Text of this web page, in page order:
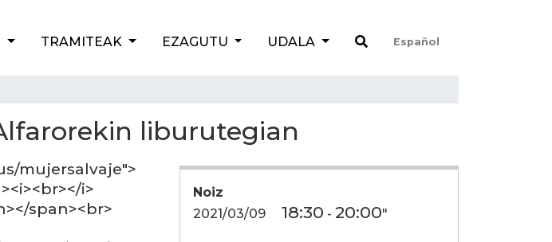
TRAMITEAK EZAGUTU UDALA Español
liburutegian
Noiz
2021/03/09
18:30 - 20:00"
mujersalvaje">
i>
span><br>